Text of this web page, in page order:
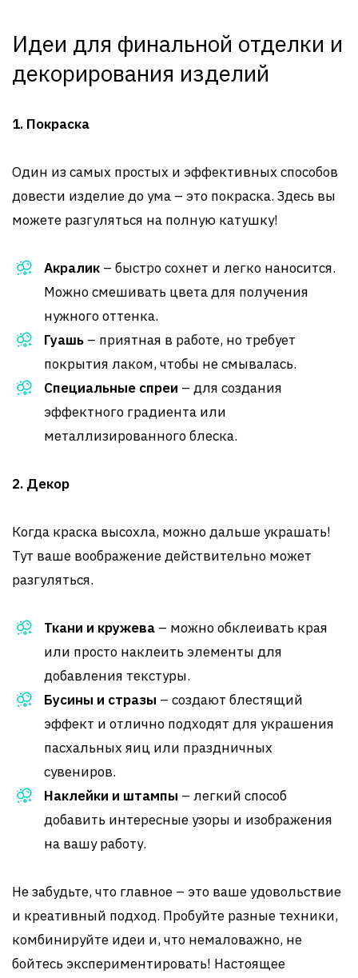
Идеи для финальной отделки и
декорирования изделий
1. Покраска
Один из самых простых и эффективных способов
довести изделие до ума – это покраска. Здесь вы
можете разгуляться на полную катушку!
Акралик – быстро сохнет и легко наносится.
Можно смешивать цвета для получения
нужного оттенка.
Гуашь – приятная в работе, но требует
покрытия лаком, чтобы не смывалась.
Специальные спреи – для создания
эффектного градиента или
металлизированного блеска.
2. Декор
Когда краска высохла, можно дальше украшать!
Тут ваше воображение действительно может
разгуляться.
Ткани и кружева – можно обклеивать края
или просто наклеить элементы для
добавления текстуры.
Бусины и стразы – создают блестящий
эффект и отлично подходят для украшения
пасхальных яиц или праздничных
сувениров.
Наклейки и штампы – легкий способ
добавить интересные узоры и изображения
на вашу работу.
Не забудьте, что главное – это ваше удовольствие
и креативный подход. Пробуйте разные техники,
комбинируйте идеи и, что немаловажно, не
бойтесь экспериментировать! Настоящее